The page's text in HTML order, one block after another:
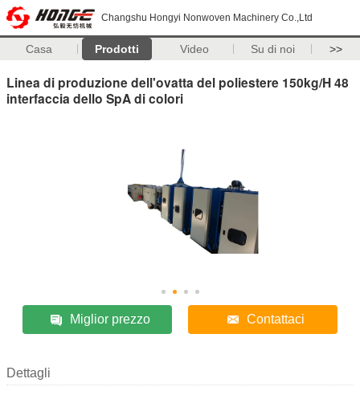
Changshu Hongyi Nonwoven Machinery Co.,Ltd
Casa Prodotti Video Su di noi >>
Linea di produzione dell'ovatta del poliestere 150kg/H 48
interfaccia dello SpA di colori
Miglior prezzo Contattaci
Dettagli